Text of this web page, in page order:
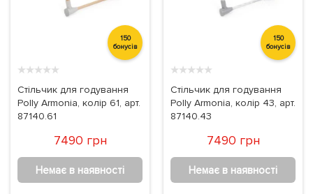
150
бонусів
★★★★★
Стільчик для годування
Polly Armonia, колір 61, арт.
87140.61
7490 грн
Немає в наявності
150
бонусів
★★★★★
Стільчик для годування
Polly Armonia, колір 43, арт.
87140.43
7490 грн
Немає в наявності